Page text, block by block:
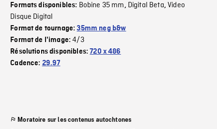
Formats disponibles: Bobine 35 mm, Digital Beta,Video
Disque Digital
Format de tournage:35mm neg b&w
Format de l'image:4/3
Résolutions disponibles:720 x 486
Cadence: 29.97
Moratoire sur les contenus autochtones